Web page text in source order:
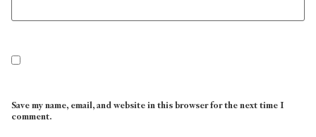
Save my name, email, and website in this browser for the next time I
comment.